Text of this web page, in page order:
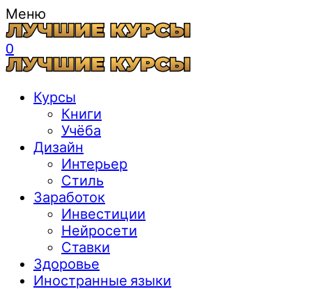
Меню
0
Курсы
Книги
Учёба
Дизайн
Интерьер
Стиль
Заработок
Инвестиции
Нейросети
Ставки
Здоровье
Иностранные языки